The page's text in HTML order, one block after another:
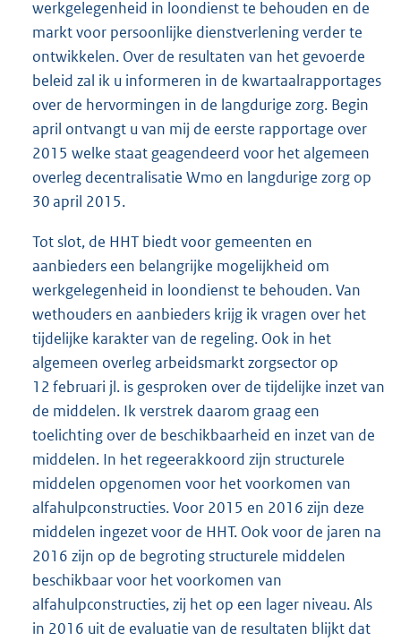
werkgelegenheid in loondienst te behouden en de
markt voor persoonlijke dienstverlening verder te
ontwikkelen. Over de resultaten van het gevoerde
beleid zal ik u informeren in de kwartaalrapportages
over de hervormingen in de langdurige zorg. Begin
april ontvangt u van mij de eerste rapportage over
2015 welke staat geagendeerd voor het algemeen
overleg decentralisatie Wmo en langdurige zorg op
30 april 2015.
Tot slot, de HHT biedt voor gemeenten en
aanbieders een belangrijke mogelijkheid om
werkgelegenheid in loondienst te behouden. Van
wethouders en aanbieders krijg ik vragen over het
tijdelijke karakter van de regeling. Ook in het
algemeen overleg arbeidsmarkt zorgsector op
12 februari jl. is gesproken over de tijdelijke inzet van
de middelen. Ik verstrek daarom graag een
toelichting over de beschikbaarheid en inzet van de
middelen. In het regeerakkoord zijn structurele
middelen opgenomen voor het voorkomen van
alfahulpconstructies. Voor 2015 en 2016 zijn deze
middelen ingezet voor de HHT. Ook voor de jaren na
2016 zijn op de begroting structurele middelen
beschikbaar voor het voorkomen van
alfahulpconstructies, zij het op een lager niveau. Als
in 2016 uit de evaluatie van de resultaten blijkt dat